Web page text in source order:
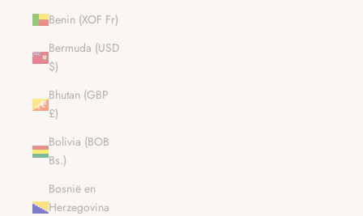
Benin (XOF Fr)
Bermuda (USD
$)
Bhutan (GBP
£)
Bolivia (BOB
Bs.)
Bosnië en
Herzegovina